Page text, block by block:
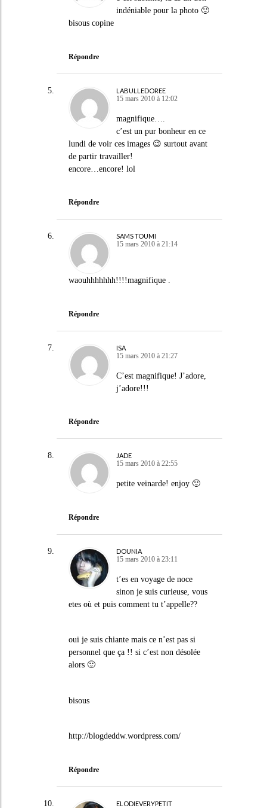
indéniable pour la photo 🙂
bisous copine
Répondre
LABULLEDOREE
15 mars 2010 à 12:02
magnifique….
c’est un pur bonheur en ce
lundi de voir ces images 😉 surtout avant
de partir travailler!
encore…encore! lol
Répondre
SAMS TOUMI
15 mars 2010 à 21:14
waouhhhhhhh!!!!magnifique .
Répondre
ISA
15 mars 2010 à 21:27
C’est magnifique! J’adore,
j’adore!!!
Répondre
JADE
15 mars 2010 à 22:55
petite veinarde! enjoy 🙂
Répondre
DOUNIA
15 mars 2010 à 23:11
t’es en voyage de noce
sinon je suis curieuse, vous
etes où et puis comment tu t’appelle??
oui je suis chiante mais ce n’est pas si
personnel que ça !! si c’est non désolée
alors 🙂
bisous
http://blogdeddw.wordpress.com/
Répondre
ELODIEVERYPETIT